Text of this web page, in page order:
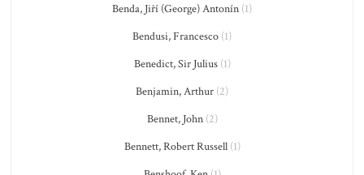
Benda, Jiří (George) Antonín (1)
Bendusi, Francesco (1)
Benedict, Sir Julius(1)
Benjamin, Arthur (2)
Bennet, John(2)
Bennett, Robert Russell(1)